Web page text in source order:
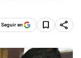
Seguir en